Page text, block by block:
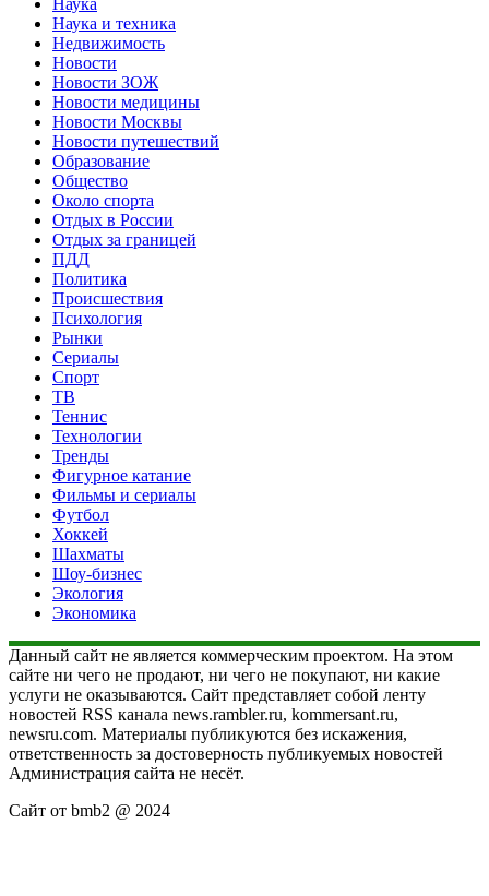
Наука и техника
Недвижимость
Новости
Новости ЗОЖ
Новости медицины
Новости Москвы
Новости путешествий
Образование
Общество
Около спорта
Отдых в России
Отдых за границей
ПДД
Политика
Происшествия
Психология
Рынки
Сериалы
Спорт
ТВ
Теннис
Технологии
Тренды
Фигурное катание
Фильмы и сериалы
Футбол
Хоккей
Шахматы
Шоу-бизнес
Экология
Экономика
Данный сайт не является коммерческим проектом. На этом
сайте ни чего не продают, ни чего не покупают, ни какие
услуги не оказываются. Сайт представляет собой ленту
новостей RSS канала news.rambler.ru, kommersant.ru,
newsru.com. Материалы публикуются без искажения,
ответственность за достоверность публикуемых новостей
Администрация сайта не несёт.
Сайт от bmb2 @ 2024